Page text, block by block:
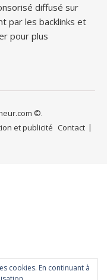
diffusé sur
par les backlinks et
pour plus
©.
et publicité Contact
cookies. En continuant à